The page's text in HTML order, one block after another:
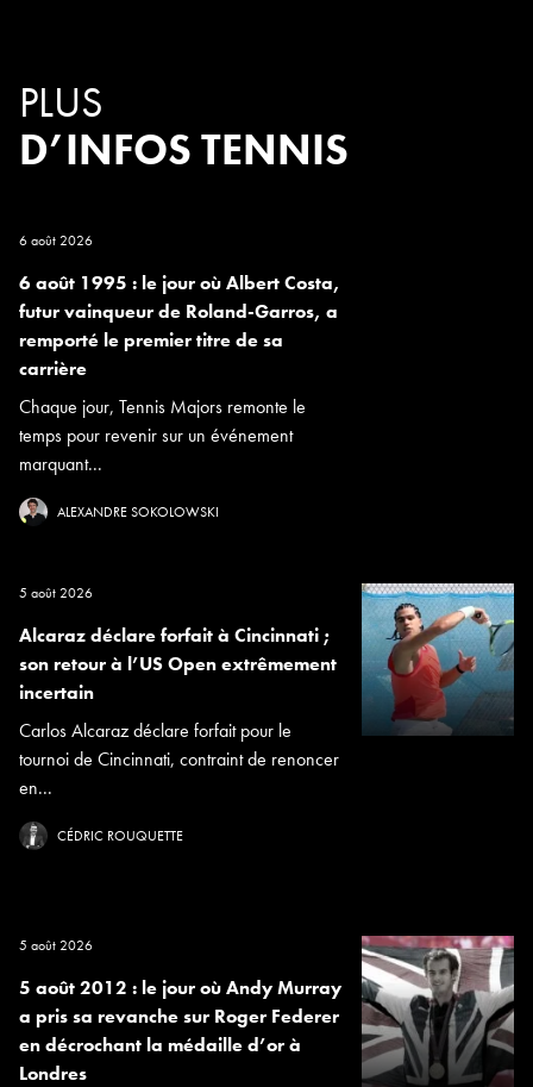
PLUS
D’INFOS TENNIS
6 août 2026
6 août 1995 : le jour où Albert Costa,
futur vainqueur de Roland-Garros, a
remporté le premier titre de sa
carrière
Chaque jour, Tennis Majors remonte le
temps pour revenir sur un événement
marquant...
ALEXANDRE SOKOLOWSKI
5 août 2026
Alcaraz déclare forfait à Cincinnati ;
son retour à l’US Open extrêmement
incertain
Carlos Alcaraz déclare forfait pour le
tournoi de Cincinnati, contraint de renoncer
en...
CÉDRIC ROUQUETTE
5 août 2026
5 août 2012 : le jour où Andy Murray
a pris sa revanche sur Roger Federer
en décrochant la médaille d’or à
Londres